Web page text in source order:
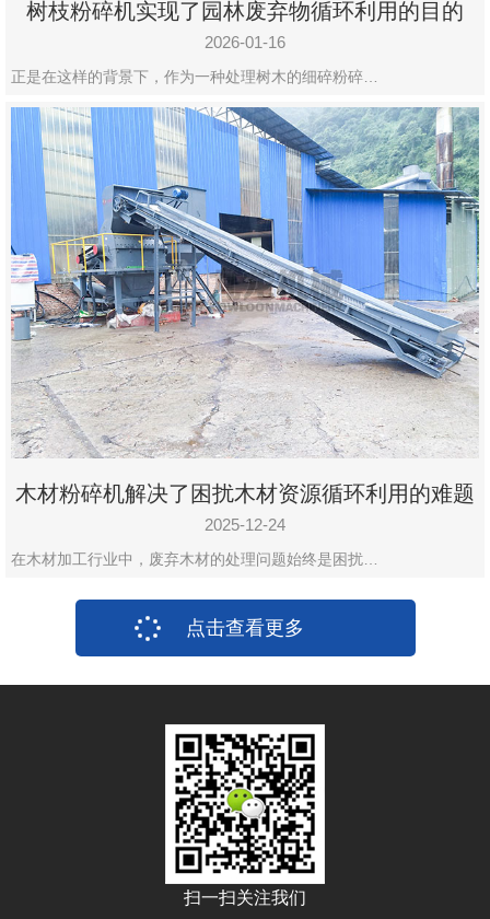
树枝粉碎机实现了园林废弃物循环利用的目的
2026-01-16
正是在这样的背景下，作为一种处理树木的细碎粉碎…
木材粉碎机解决了困扰木材资源循环利用的难题
2025-12-24
在木材加工行业中，废弃木材的处理问题始终是困扰…
点击查看更多
扫一扫关注我们